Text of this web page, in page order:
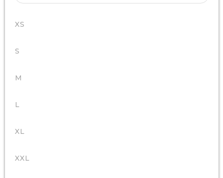
XS
S
M
L
XL
XXL